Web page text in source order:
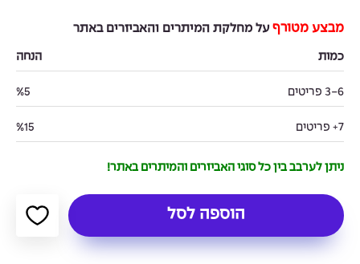
מבצע מטורף על מחלקת המיתרים והאביזרים באתר
כמות הנחה
3-6 פריטים %5
7+ פריטים %15
ניתן לערבב בין כל סוגי האביזרים והמיתרים באתר!
הוספה לסל